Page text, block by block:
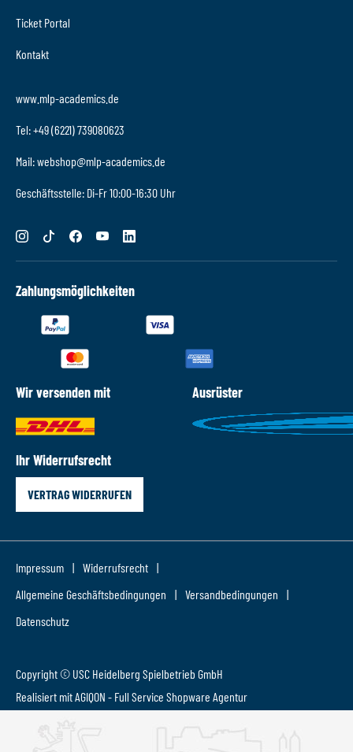
Ticket Portal
Kontakt
www.mlp-academics.de
Tel: +49 (6221) 739080623
Mail: webshop@mlp-academics.de
Geschäftsstelle: Di-Fr 10:00-16:30 Uhr
Zahlungsmöglichkeiten
Wir versenden mit Ausrüster
Ihr Widerrufsrecht
VERTRAG WIDERRUFEN
Copyright © USC Heidelberg Spielbetrieb GmbH
Impressum
Widerrufsrecht
Allgemeine Geschäftsbedingungen
Versandbedingungen
Datenschutz
Realisiert mit AGIQON - Full Service Shopware Agentur